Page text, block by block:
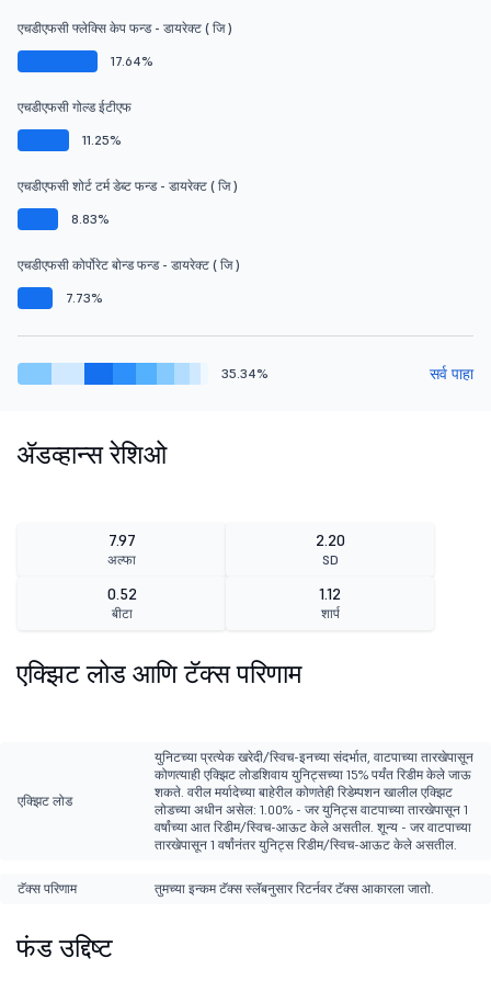
एचडीएफसी फ्लेक्सि केप फन्ड - डायरेक्ट ( जि )
17.64%
एचडीएफसी गोल्ड ईटीएफ
11.25%
एचडीएफसी शोर्ट टर्म डेब्ट फन्ड - डायरेक्ट ( जि )
8.83%
एचडीएफसी कोर्पोरेट बोन्ड फन्ड - डायरेक्ट ( जि )
7.73%
35.34% सर्व पाहा
ॲडव्हान्स रेशिओ
7.97
अल्फा
2.20
SD
0.52
बीटा
1.12
शार्प
एक्झिट लोड आणि टॅक्स परिणाम
एक्झिट लोड
युनिटच्या प्रत्येक खरेदी/स्विच-इनच्या संदर्भात, वाटपाच्या तारखेपासून
कोणत्याही एक्झिट लोडशिवाय युनिट्सच्या 15% पर्यंत रिडीम केले जाऊ
शकते. वरील मर्यादेच्या बाहेरील कोणतेही रिडेम्पशन खालील एक्झिट
लोडच्या अधीन असेल: 1.00% - जर युनिट्स वाटपाच्या तारखेपासून 1
वर्षांच्या आत रिडीम/स्विच-आऊट केले असतील. शून्य - जर वाटपाच्या
तारखेपासून 1 वर्षांनंतर युनिट्स रिडीम/स्विच-आऊट केले असतील.
टॅक्स परिणाम तुमच्या इन्कम टॅक्स स्लॅबनुसार रिटर्नवर टॅक्स आकारला जातो.
फंड उद्दिष्ट